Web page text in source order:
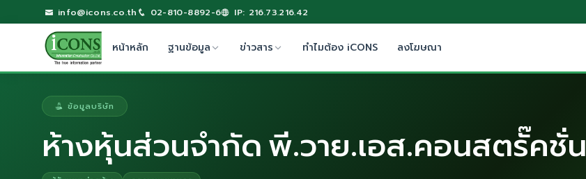
info@icons.co.th 02-810-8892-6 IP: 216.73.216.42
หน้าหลัก ฐานข้อมูล ข่าวสาร ทำไมต้อง iCONS ลงโฆษณา
ข้อมูลบริษัท
ห้างหุ้นส่วนจำกัด พี.วาย.เอส.คอนสตรั๊คชั่น